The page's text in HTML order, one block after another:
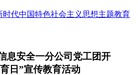
时代中国特色社会主义思想主题教育
息安全一分公司党工团开
日”宣传教育活动